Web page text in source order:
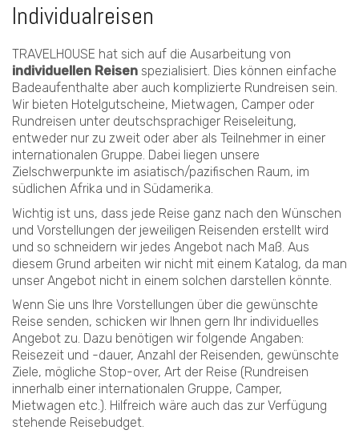
Individualreisen
TRAVELHOUSE hat sich auf die Ausarbeitung von
individuellen Reisen spezialisiert. Dies können einfache
Badeaufenthalte aber auch komplizierte Rundreisen sein.
Wir bieten Hotelgutscheine, Mietwagen, Camper oder
Rundreisen unter deutschsprachiger Reiseleitung,
entweder nur zu zweit oder aber als Teilnehmer in einer
internationalen Gruppe. Dabei liegen unsere
Zielschwerpunkte im asiatisch/pazifischen Raum, im
südlichen Afrika und in Südamerika.
Wichtig ist uns, dass jede Reise ganz nach den Wünschen
und Vorstellungen der jeweiligen Reisenden erstellt wird
und so schneidern wir jedes Angebot nach Maß. Aus
diesem Grund arbeiten wir nicht mit einem Katalog, da man
unser Angebot nicht in einem solchen darstellen könnte.
Wenn Sie uns Ihre Vorstellungen über die gewünschte
Reise senden, schicken wir Ihnen gern Ihr individuelles
Angebot zu. Dazu benötigen wir folgende Angaben:
Reisezeit und -dauer, Anzahl der Reisenden, gewünschte
Ziele, mögliche Stop-over, Art der Reise (Rundreisen
innerhalb einer internationalen Gruppe, Camper,
Mietwagen etc.). Hilfreich wäre auch das zur Verfügung
stehende Reisebudget.